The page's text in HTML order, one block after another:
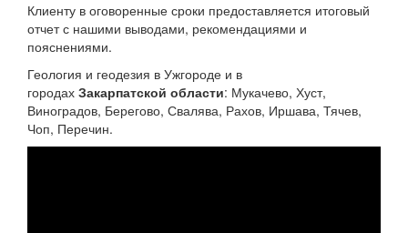
Клиенту в оговоренные сроки предоставляется итоговый
отчет с нашими выводами, рекомендациями и
пояснениями.
Геология и геодезия в Ужгороде и в
городах Закарпатской области: Мукачево, Хуст,
Виноградов, Берегово, Свалява, Рахов, Иршава, Тячев,
Чоп, Перечин.